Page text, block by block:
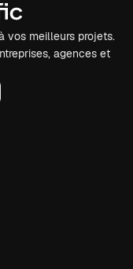
vos meilleurs projets.
agences et